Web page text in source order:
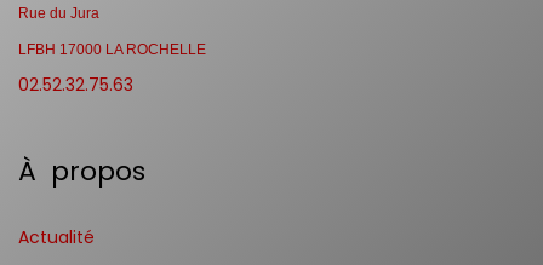
Rue du Jura
LFBH 17000 LA ROCHELLE
02.52.32.75.63
À propos
Actualité